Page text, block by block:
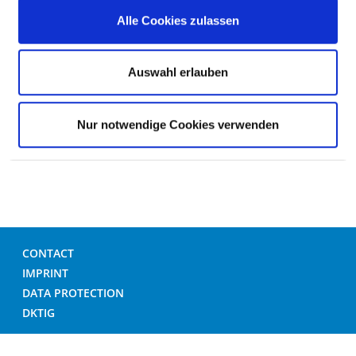
Alle Cookies zulassen
Auswahl erlauben
Nur notwendige Cookies verwenden
PSYCHOTHERAPEUTIC
CONTACT
IMPRINT
DATA PROTECTION
DKTIG